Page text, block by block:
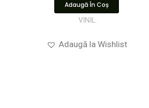
Adaugă În Coș
VINIL
Adaugă la Wishlist